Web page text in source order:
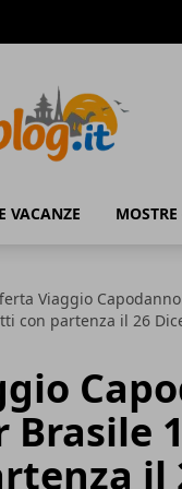
VACANZE
Viaggio
con partenza il 26
Brasile
il